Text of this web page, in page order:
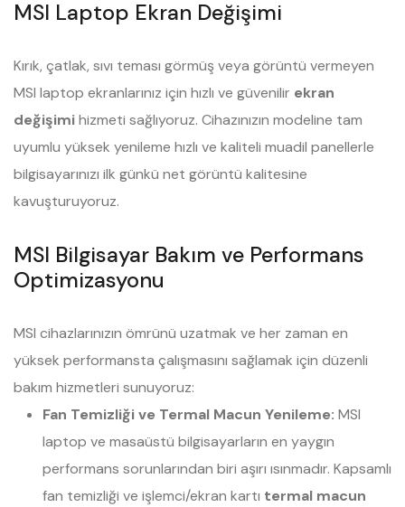
MSI Laptop Ekran Değişimi
Kırık, çatlak, sıvı teması görmüş veya görüntü vermeyen
MSI laptop ekranlarınız için hızlı ve güvenilir ekran
değişimihizmeti sağlıyoruz. Cihazınızın modeline tam
uyumlu yüksek yenileme hızlı ve kaliteli muadil panellerle
bilgisayarınızı ilk günkü net görüntü kalitesine
kavuşturuyoruz.
MSI Bilgisayar Bakım ve Performans
Optimizasyonu
MSI cihazlarınızın ömrünü uzatmak ve her zaman en
yüksek performansta çalışmasını sağlamak için düzenli
bakım hizmetleri sunuyoruz:
Fan Temizliği ve Termal Macun Yenileme: MSI
laptop ve masaüstü bilgisayarların en yaygın
performans sorunlarından biri aşırı ısınmadır. Kapsamlı
fan temizliği ve işlemci/ekran kartı termal macun